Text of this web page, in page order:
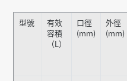
型號
有效
容積
（L）
口徑
(mm)
外徑
(mm)